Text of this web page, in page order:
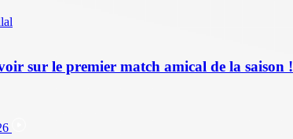
sur le premier match amical de la saison !